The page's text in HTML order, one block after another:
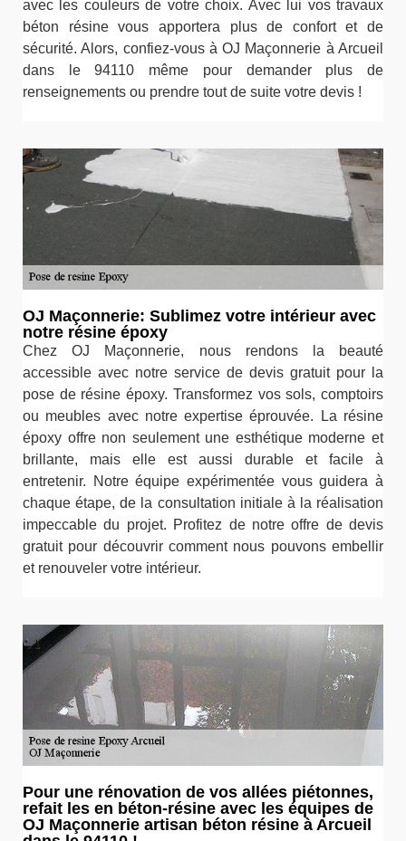
avec les couleurs de votre choix. Avec lui vos travaux
béton résine vous apportera plus de confort et de
sécurité. Alors, confiez-vous à OJ Maçonnerie à Arcueil
dans le 94110 même pour demander plus de
renseignements ou prendre tout de suite votre devis !
OJ Maçonnerie: Sublimez votre intérieur avec
notre résine époxy
Chez OJ Maçonnerie, nous rendons la beauté
accessible avec notre service de devis gratuit pour la
pose de résine époxy. Transformez vos sols, comptoirs
ou meubles avec notre expertise éprouvée. La résine
époxy offre non seulement une esthétique moderne et
brillante, mais elle est aussi durable et facile à
entretenir. Notre équipe expérimentée vous guidera à
chaque étape, de la consultation initiale à la réalisation
impeccable du projet. Profitez de notre offre de devis
gratuit pour découvrir comment nous pouvons embellir
et renouveler votre intérieur.
Pour une rénovation de vos allées piétonnes,
refait les en béton-résine avec les équipes de
OJ Maçonnerie artisan béton résine à Arcueil